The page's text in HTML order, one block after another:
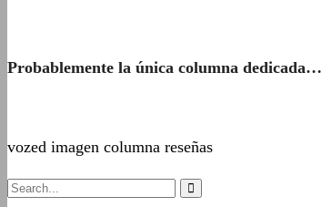
Probablemente la única columna dedicada…
vozed imagen columna reseñas